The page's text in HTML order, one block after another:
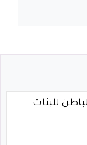
للبنات